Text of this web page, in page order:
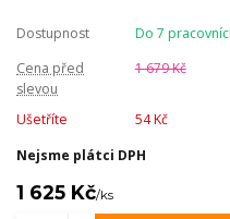
Dostupnost
Do 7
Cena před
slevou
1 679 Kč
Ušetříte
54 Kč
Nejsme plátci DPH
1 625 Kč/ks